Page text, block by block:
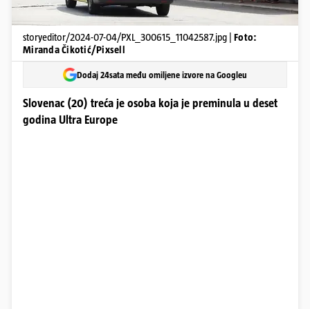
storyeditor/2024-07-04/PXL_300615_11042587.jpg | Foto:
Miranda Čikotić/Pixsell
Dodaj 24sata među omiljene izvore na Googleu
Slovenac (20) treća je osoba koja je preminula u deset
godina Ultra Europe